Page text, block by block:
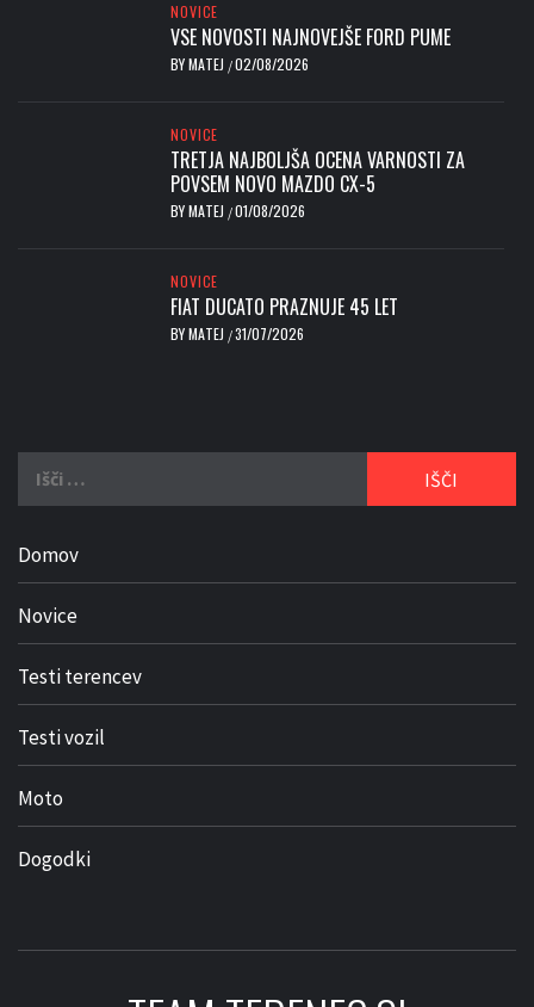
NOVICE
VSE NOVOSTI NAJNOVEJŠE FORD PUME
BYMATEJ /02/08/2026
NOVICE
TRETJA NAJBOLJŠA OCENA VARNOSTI ZA
POVSEM NOVO MAZDO CX-5
BYMATEJ /01/08/2026
NOVICE
FIAT DUCATO PRAZNUJE 45 LET
BYMATEJ /31/07/2026
Išči:
Domov
Novice
Testi terencev
Testi vozil
Moto
Dogodki